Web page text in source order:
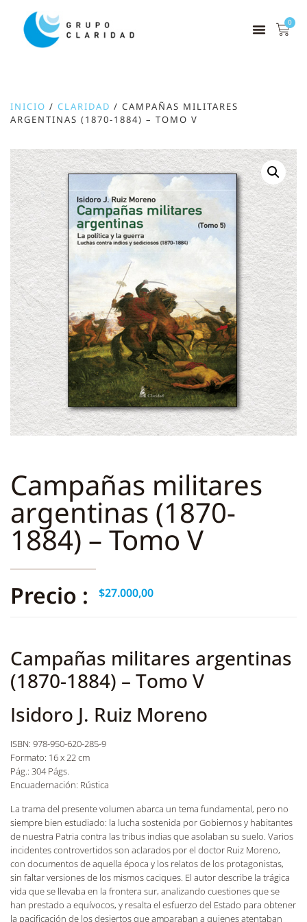
0
INICIO / CLARIDAD / CAMPAÑAS MILITARES
ARGENTINAS (1870-1884) – TOMO V
Campañas militares
argentinas (1870-
1884) – Tomo V
Precio : $27.000,00
Campañas militares argentinas
(1870-1884) – Tomo V
Isidoro J. Ruiz Moreno
ISBN: 978-950-620-285-9
Formato: 16 x 22 cm
Pág.: 304 Págs.
Encuadernación: Rústica
La trama del presente volumen abarca un tema fundamental, pero no
siempre bien estudiado: la lucha sostenida por Gobiernos y habitantes
de nuestra Patria contra las tribus indias que asolaban su suelo. Varios
incidentes controvertidos son aclarados por el doctor Ruiz Moreno,
con documentos de aquella época y los relatos de los protagonistas,
sin faltar versiones de los mismos caciques. El autor describe la trágica
vida que se llevaba en la frontera sur, analizando cuestiones que se
han prestado a equívocos, y resalta el esfuerzo del Estado para obtener
la pacificación de los desiertos que amparaban a quienes atentaban